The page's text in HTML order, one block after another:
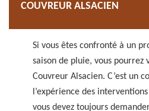
COUVREUR ALSACIEN
Si vous êtes confronté à un
saison de pluie, vous pourrez
Couvreur Alsacien. C’est un
l’expérience des
vous devez toujours